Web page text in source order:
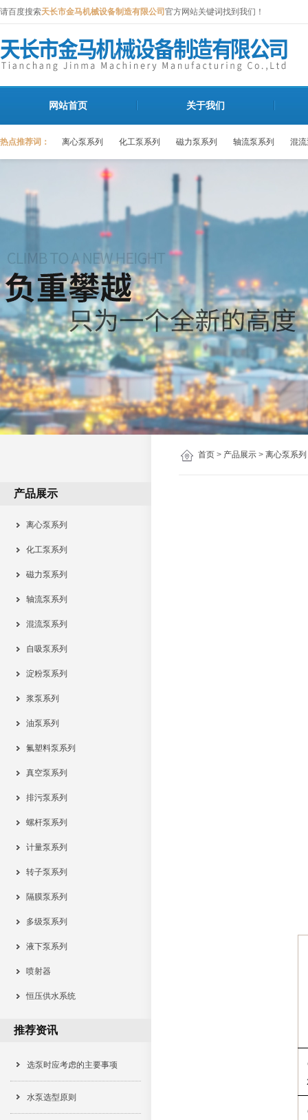
请百度搜索天长市金马机械设备制造有限公司 官方网站关键词找到我们！
网站首页 关于我们
热点推荐词： 离心泵系列 化工泵系列 磁力泵系列 轴流泵系列 混
首页 > 产品展示 > 离心泵系列
产品展示
离心泵系列
化工泵系列
磁力泵系列
轴流泵系列
混流泵系列
自吸泵系列
淀粉泵系列
浆泵系列
油泵系列
氟塑料泵系列
真空泵系列
排污泵系列
螺杆泵系列
计量泵系列
转子泵系列
隔膜泵系列
多级泵系列
液下泵系列
喷射器
恒压供水系统
推荐资讯
选泵时应考虑的主要事项
水泵选型原则